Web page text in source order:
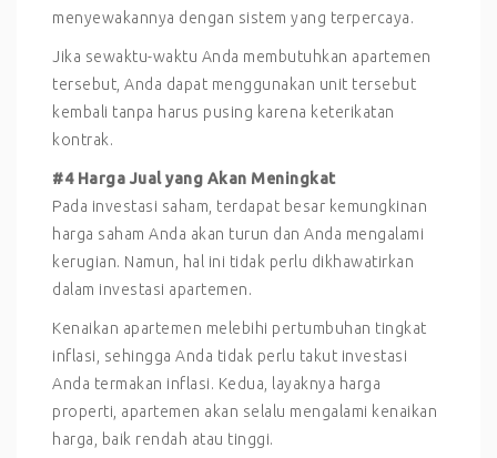
menyewakannya dengan sistem yang terpercaya.
Jika sewaktu-waktu Anda membutuhkan apartemen
tersebut, Anda dapat menggunakan unit tersebut
kembali tanpa harus pusing karena keterikatan
kontrak.
#4 Harga Jual yang Akan Meningkat
Pada investasi saham, terdapat besar kemungkinan
harga saham Anda akan turun dan Anda mengalami
kerugian. Namun, hal ini tidak perlu dikhawatirkan
dalam investasi apartemen.
Kenaikan apartemen melebihi pertumbuhan tingkat
inflasi, sehingga Anda tidak perlu takut investasi
Anda termakan inflasi. Kedua, layaknya harga
properti, apartemen akan selalu mengalami kenaikan
harga, baik rendah atau tinggi.